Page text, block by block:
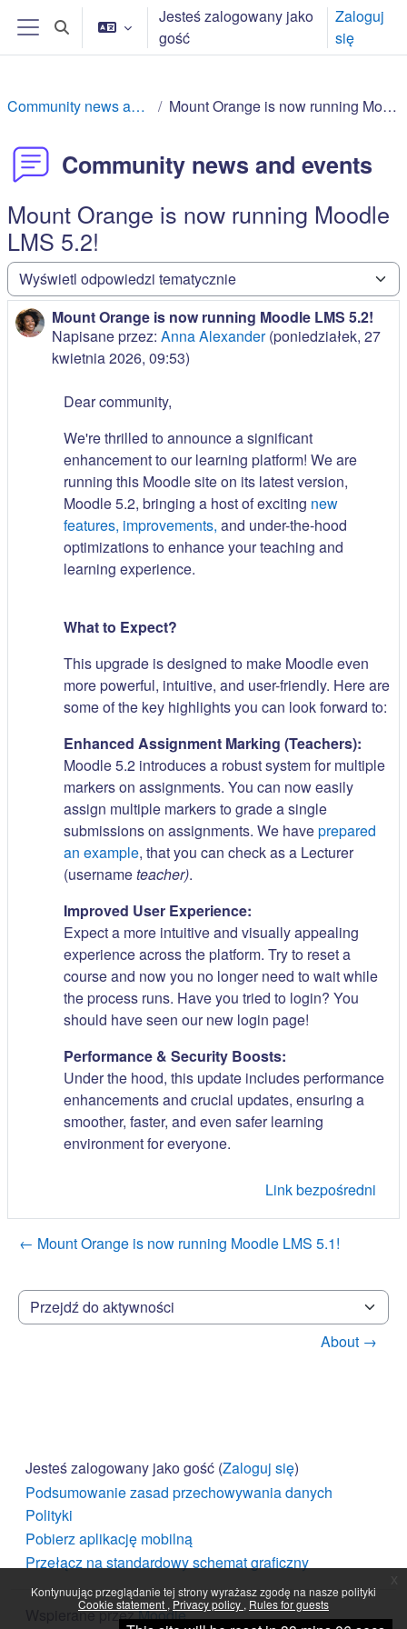
Przejdź do głównej zawartości
Kontynuując przeglądanie tej strony wyrażasz zgodę na nasze polityki
Cookie statement Privacy policy Rules for guests
Panel boczny
Przełącznik wyszukiwarki
Jesteś zalogowany jako
gość
Zaloguj
się
Community news and events Mount Orange is now running Moodle LMS 5.2!
Community news and events
Mount Orange is now running Moodle
LMS 5.2!
Sposób wyświetlania
Mount Orange is now running Moodle LMS 5.2!
Napisane przez:Anna Alexander(poniedziałek, 27
kwietnia 2026, 09:53)
Liczba odpowiedzi: 0
Dear community,
We're thrilled to announce a significant
enhancement to our learning platform! We are
running this Moodle site on its latest version,
Moodle 5.2, bringing a host of exciting new
features, improvements, and under-the-hood
optimizations to enhance your teaching and
learning experience.
What to Expect?
This upgrade is designed to make Moodle even
more powerful, intuitive, and user-friendly. Here are
some of the key highlights you can look forward to:
Enhanced Assignment Marking (Teachers):
Moodle 5.2 introduces a robust system for multiple
markers on assignments. You can now easily
assign multiple markers to grade a single
submissions on assignments. We haveprepared
an example, that you can check as a Lecturer
(usernameteacher).
Improved User Experience:
Expect a more intuitive and visually appealing
experience across the platform. Try to reset a
course and now you no longer need to wait while
the process runs. Have you tried to login? You
should have seen our new login page!
Performance & Security Boosts:
Under the hood, this update includes performance
enhancements and crucial updates, ensuring a
smoother, faster, and even safer learning
environment for everyone.
Link bezpośredni
← Mount Orange is now running Moodle LMS 5.1!
Przejdź do aktywności
About →
Jesteś zalogowany jako gość (Zaloguj się)
Podsumowanie zasad przechowywania danych
Polityki
Pobierz aplikację mobilną
Przełącz na standardowy schemat graficzny
Wspierane przezMoodle